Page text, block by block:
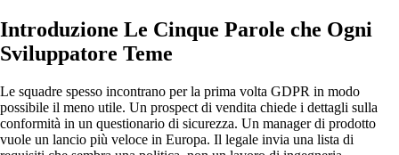
Introduzione Le Cinque Parole che Ogni
Sviluppatore Teme
Le squadre spesso incontrano per la prima volta GDPR in modo
possibile il meno utile. Un prospect di vendita chiede i dettagli sulla
conformità in un questionario di sicurezza. Un manager di prodotto
vuole un lancio più veloce in Europa. Il legale invia una lista di